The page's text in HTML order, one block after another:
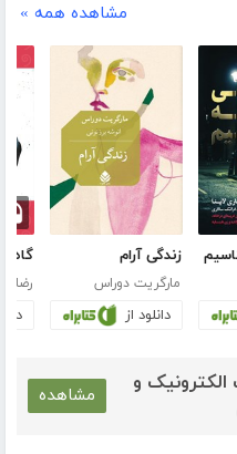
مشاهده همه »
زندگی آرام
مارگریت دوراس
دانلود از
گاه
رضا
الکترونیک و
مشاهده